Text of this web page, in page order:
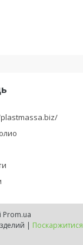
Prom.ua
"ПЛАСТМАССОР" -мелкосерийное литье, изготовление, производство пластмассовых изделий |